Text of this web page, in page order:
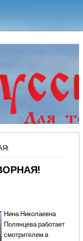
Нина Николаевна
Полянцева работает
смотрителем в